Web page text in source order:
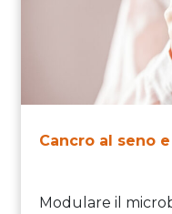
Cancro al seno
Modulare il